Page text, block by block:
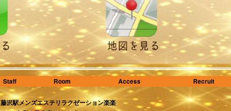
Staff Room Access Recruit
藤沢駅メンズエステリラクゼーション楽楽